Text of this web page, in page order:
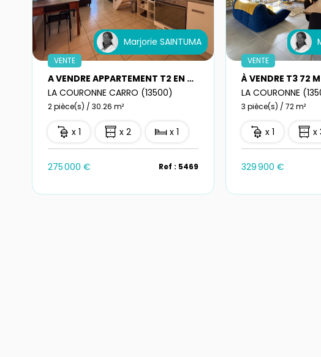
Marjorie SAINTUMA
VENTE
A VENDRE APPARTEMENT T2 EN DUPLEX AVEC PARKING A LA COURRONNE
LA COURONNE CARRO (13500)
2 pièce(s) / 30.26 m²
x 1 x 2 x 1
275 000 € Ref : 5469
VENTE
LA COURONNE
3 pièce(s) / 72 m²
x 1 x
329 900 €